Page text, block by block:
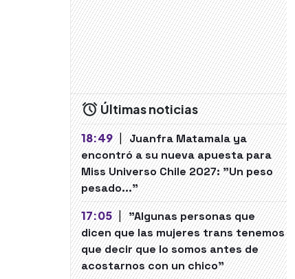
Últimas noticias
18:49 | Juanfra Matamala ya
encontró a su nueva apuesta para
Miss Universo Chile 2027: "Un peso
pesado..."
17:05 | "Algunas personas que
dicen que las mujeres trans tenemos
que decir que lo somos antes de
acostarnos con un chico"